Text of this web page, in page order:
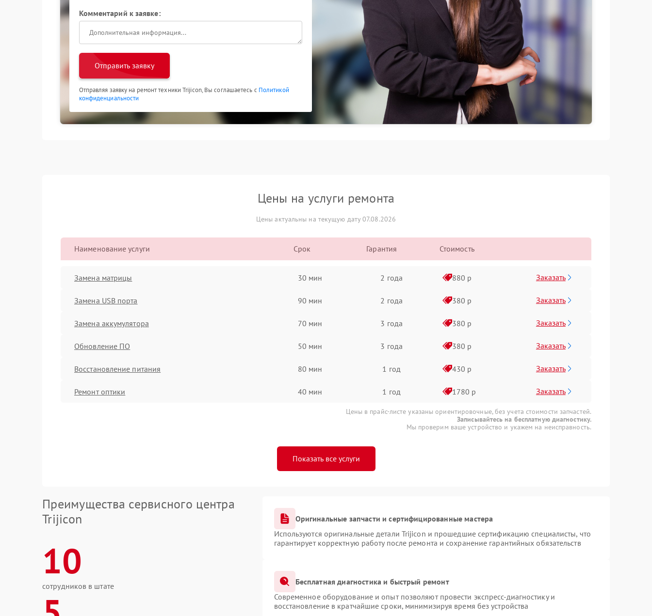
Комментарий к заявке:
Отправить заявку
Отправляя заявку на ремонт техники Trijicon, Вы соглашаетесь с Политикой
конфиденциальности
Цены на услуги ремонта
Цены актуальны на текущую дату 07.08.2026
Наименование услуги Срок Гарантия Стоимость
Замена матрицы 30 мин 2 года 880 р Заказать
Замена USB порта 90 мин 2 года 380 р Заказать
Замена аккумулятора 70 мин 3 года 380 р Заказать
Обновление ПО 50 мин 3 года 380 р Заказать
Восстановление питания 80 мин 1 год 430 р Заказать
Ремонт оптики 40 мин 1 год 1780 р Заказать
Цены в прайс-листе указаны ориентировочные, без учета стоимости запчастей.
Записывайтесь на бесплатную диагностику.
Мы проверим ваше устройство и укажем на неисправность.
Показать все услуги
Преимущества сервисного центра
Trijicon
10
сотрудников в штате
Оригинальные запчасти и сертифицированные мастера
Используются оригинальные детали Trijicon и прошедшие сертификацию специалисты, что
гарантирует корректную работу после ремонта и сохранение гарантийных обязательств
Бесплатная диагностика и быстрый ремонт
Современное оборудование и опыт позволяют провести экспресс-диагностику и
восстановление в кратчайшие сроки, минимизируя время без устройства